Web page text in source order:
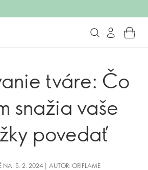
tváre: Čo
snažia vaše
povedať
NA: 5. 2. 2024 | AUTOR: ORIFLAME